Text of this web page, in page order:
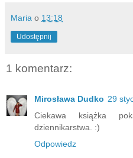
Maria o 13:18
Udostępnij
1 komentarz:
Mirosława Dudko 29
Ciekawa książka
dziennikarstwa. :)
Odpowiedz